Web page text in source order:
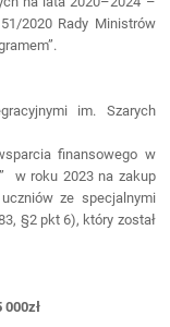
2020 Rady Ministrów
im. Szarych
finansowego w
w roku 2023 na zakup
ze specjalnymi
§2 pkt 6), który został